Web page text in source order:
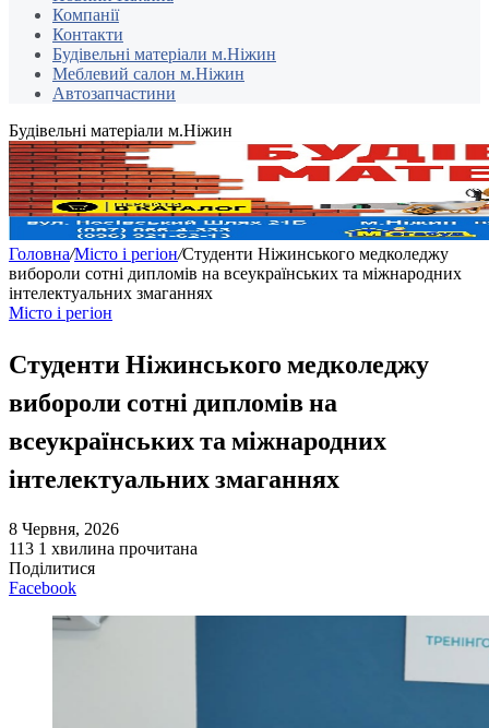
Компанії
Контакти
Будівельні матеріали м.Ніжин
Меблевий салон м.Ніжин
Автозапчастини
Будівельні матеріали м.Ніжин
Головна/Місто і регіон/Студенти Ніжинського медколеджу
вибороли сотні дипломів на всеукраїнських та міжнародних
інтелектуальних змаганнях
Місто і регіон
Студенти Ніжинського медколеджу
вибороли сотні дипломів на
всеукраїнських та міжнародних
інтелектуальних змаганнях
8 Червня, 2026
113 1 хвилина прочитана
Поділитися
Facebook